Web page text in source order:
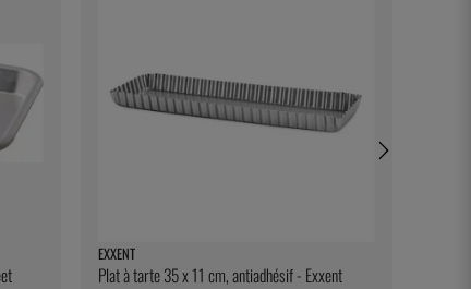
EXXENT
Plat à tarte 35 x 11 cm, antiadhésif - Exxent